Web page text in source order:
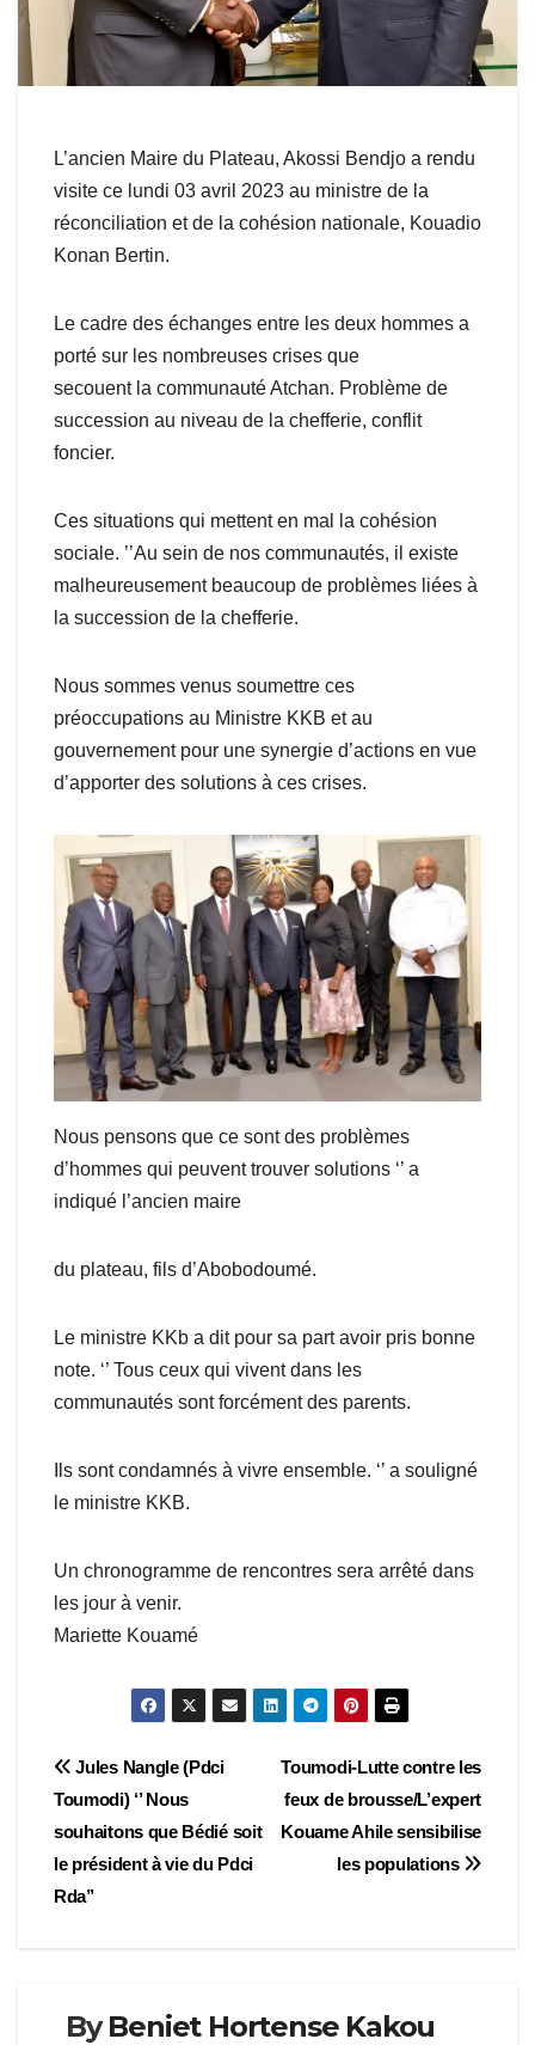
L’ancien Maire du Plateau, Akossi Bendjo a rendu
visite ce lundi 03 avril 2023 au ministre de la
réconciliation et de la cohésion nationale, Kouadio
Konan Bertin.
Le cadre des échanges entre les deux hommes a
porté sur les nombreuses crises que
secouent la communauté Atchan. Problème de
succession au niveau de la chefferie, conflit
foncier.
Ces situations qui mettent en mal la cohésion
sociale. ’’Au sein de nos communautés, il existe
malheureusement beaucoup de problèmes liées à
la succession de la chefferie.
Nous sommes venus soumettre ces
préoccupations au Ministre KKB et au
gouvernement pour une synergie d’actions en vue
d’apporter des solutions à ces crises.
Nous pensons que ce sont des problèmes
d’hommes qui peuvent trouver solutions ‘’ a
indiqué l’ancien maire
du plateau, fils d’Abobodoumé.
Le ministre KKb a dit pour sa part avoir pris bonne
note. ‘’ Tous ceux qui vivent dans les
communautés sont forcément des parents.
Ils sont condamnés à vivre ensemble. ‘’ a souligné
le ministre KKB.
Un chronogramme de rencontres sera arrêté dans
les jour à venir.
Mariette Kouamé
Navigation
de
l’article
Toumodi-Lutte contre les
feux de brousse/L’expert
Kouame Ahile sensibilise
les populations
Jules Nangle (Pdci
Toumodi) ‘’ Nous
souhaitons que Bédié soit
le président à vie du Pdci
Rda’’
ByBeniet Hortense Kakou